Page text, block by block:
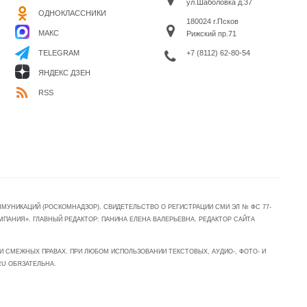
ОДНОКЛАССНИКИ
МАКС
TELEGRAM
ЯНДЕКС ДЗЕН
RSS
ул.Шаболовка д.37
180024 г.Псков
Рижский пр.71
+7 (8112) 62-80-54
(РОСКОМНАДЗОР). СВИДЕТЕЛЬСТВО О РЕГИСТРАЦИИ СМИ ЭЛ № ФС 77-
ГЛАВНЫЙ РЕДАКТОР: ПАНИНА ЕЛЕНА ВАЛЕРЬЕВНА. РЕДАКТОР САЙТА
ПРАВАХ. ПРИ ЛЮБОМ ИСПОЛЬЗОВАНИИ ТЕКСТОВЫХ, АУДИО-, ФОТО- И
ОБЯЗАТЕЛЬНА.